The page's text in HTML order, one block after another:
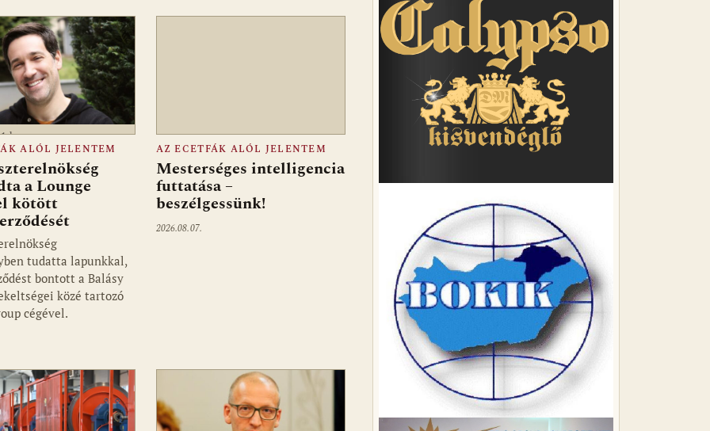
ALÓL JELENTEM
a Lounge
kötött
tudatta lapunkkal,
bontott a Balásy
közé tartozó
cégével.
AZ ECETFÁK ALÓL JELENTEM
Mesterséges intelligencia
futtatása –
beszélgessünk!
2026.08.07.